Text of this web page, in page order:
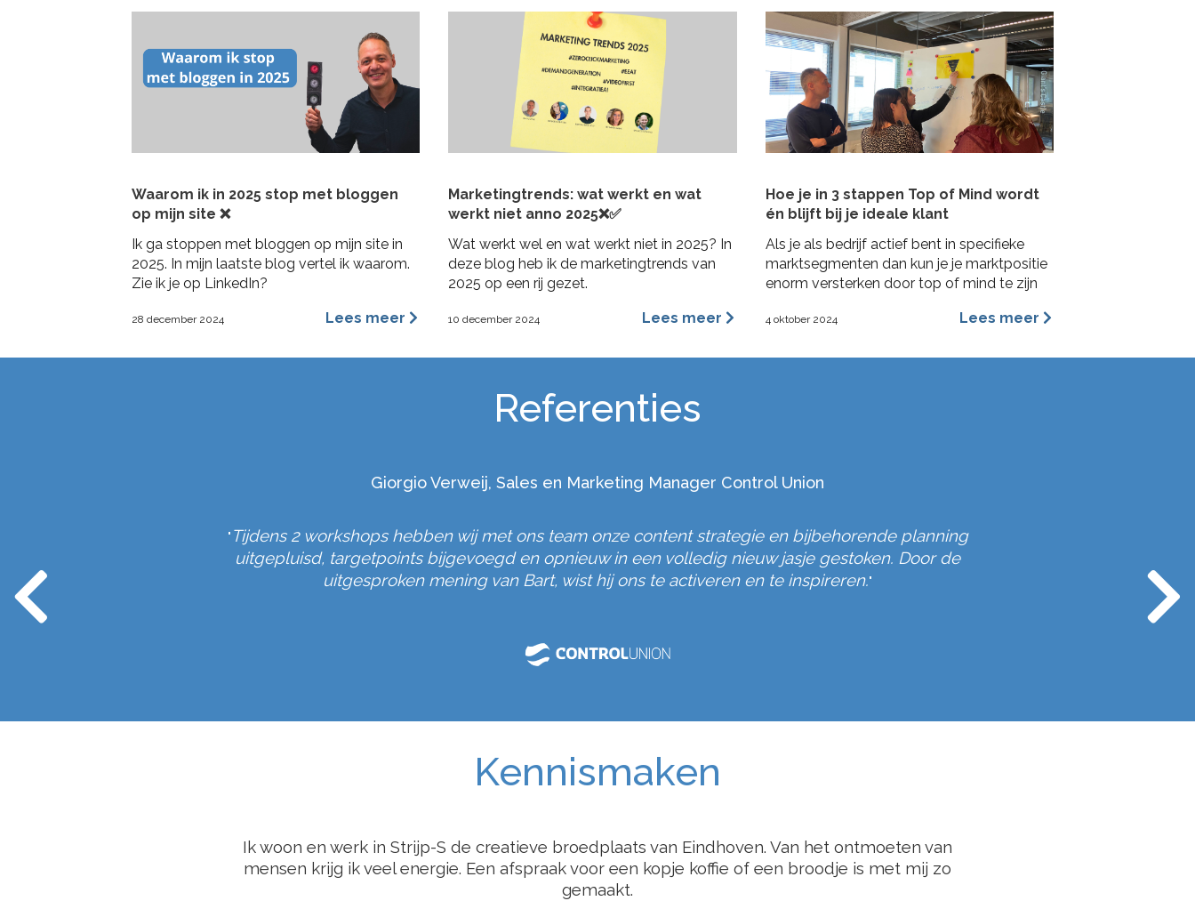
Waarom ik in 2025 stop met bloggen
op mijn site ❌
Ik ga stoppen met bloggen op mijn site in
2025. In mijn laatste blog vertel ik waarom.
Zie ik je op LinkedIn?
28 december 2024 Lees meer
Marketingtrends: wat werkt en wat
werkt niet anno 2025❌✅
Wat werkt wel en wat werkt niet in 2025? In
deze blog heb ik de marketingtrends van
2025 op een rij gezet.
10 december 2024 Lees meer
Hoe je in 3 stappen Top of Mind wordt
én blijft bij je ideale klant
Als je als bedrijf actief bent in specifieke
marktsegmenten dan kun je je marktpositie
enorm versterken door top of mind te zijn
in 3 concrete stappen een Top of Mind
de Impactformule.
4 oktober 2024 Lees meer
Referenties
Giorgio Verweij, Sales en Marketing Manager Control Union
" Tijdens 2 workshops hebben wij met ons team onze content strategie en bijbehorende planning
uitgepluisd, targetpoints bijgevoegd en opnieuw in een volledig nieuw jasje gestoken. Door de
uitgesproken mening van Bart, wist hij ons te activeren en te inspireren."
Kennismaken
Ik woon en werk in Strijp-S de creatieve broedplaats van Eindhoven. Van het ontmoeten van
mensen krijg ik veel energie. Een afspraak voor een kopje koffie of een broodje is met mij zo
gemaakt.